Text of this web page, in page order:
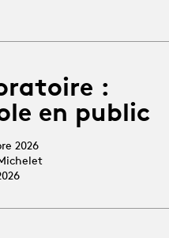
:
en public
2026